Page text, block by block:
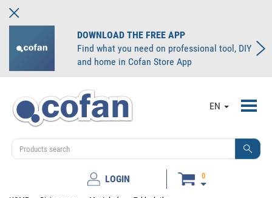
DOWNLOAD THE FREE APP
Find what you need on professional tool, DIY
and home in Cofan Store App
EN
LOGIN 0